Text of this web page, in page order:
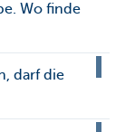
Wo finde
darf die